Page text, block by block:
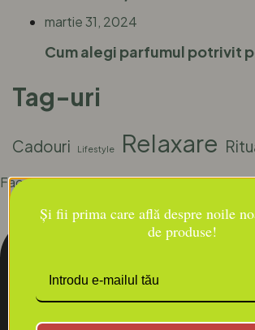
martie 31, 2024
Cum alegi parfumul potrivit
Tag-uri
Cadouri Lifestyle Relaxare
Facebook-square
Și fii prima care află despre noile
de produse!